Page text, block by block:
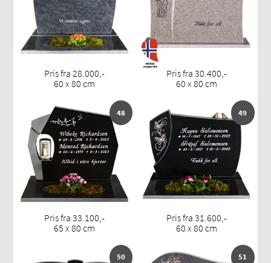
Pris fra 28.000,-
60 x 80 cm
Pris fra 30.400,-
60 x 80 cm
48
Pris fra 33.100,-
65 x 80 cm
49
Pris fra 31.600,-
60 x 80 cm
50 51